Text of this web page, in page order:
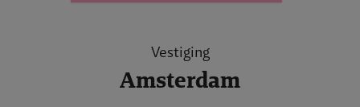
Vestiging
Amsterdam